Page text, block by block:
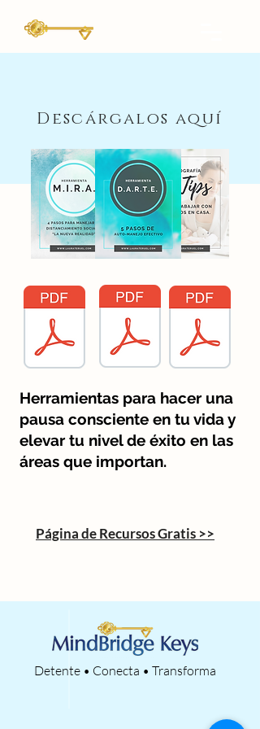
Descárgalos aquí
Herramientas para hacer una
pausa consciente en tu vida y
elevar tu nivel de éxito en las
áreas que importan.
Página de Recursos Gratis >>
Detente • Conecta • Transforma